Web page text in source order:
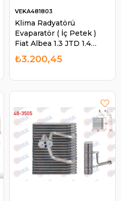
Klima Radyatörü
Evaparatör ( İç Petek )
Fiat Albea 1.3 JTD 1.4
2003-2007 Palio 1.6İ 16V
1.7 Td 1996-2005 | VEKA
VEKA481803
₺3.200,45